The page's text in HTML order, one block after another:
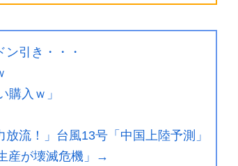
引き・・・
入ｗ」
流！」台風13号「中国上陸予測」
産が壊滅危機」→